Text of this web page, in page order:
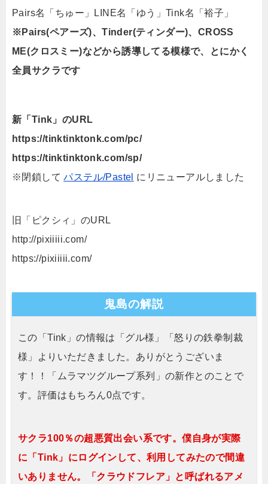
Pairs名「ちゅー」LINE名「ゆう」Tink名「裕子」
※Pairs(ペアーズ)、Tinder(ティンダー)、CROSS
ME(クロスミー)などから誘導してる模様で、とにかく
全員サクラです
新「Tink」のURL
https://tinktinktonk.com/pc/
https://tinktinktonk.com/sp/
※閉鎖してパステル/Pastel にリニューアルしました
旧「ピクシィ」のURL
http://pixiiiii.com/
https://pixiiiii.com/
鬼島の解説
この「Tink」の情報は「グル様」「怒りの鉄拳制裁
様」よりいただきました。ありがとうございま
す！！「ムラマツグループ系列」の新作とのことで
す。評価はもちろん0点です。
サクラ100％の超悪質出会い系です。僕自身が実際
に「Tink」にログインして、利用してみたので間違
いありません。「クラウドフレア」と呼ばれるアメ